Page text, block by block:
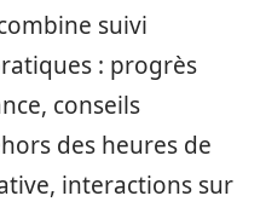
suivi
: progrès
conseils
des heures de
interactions sur